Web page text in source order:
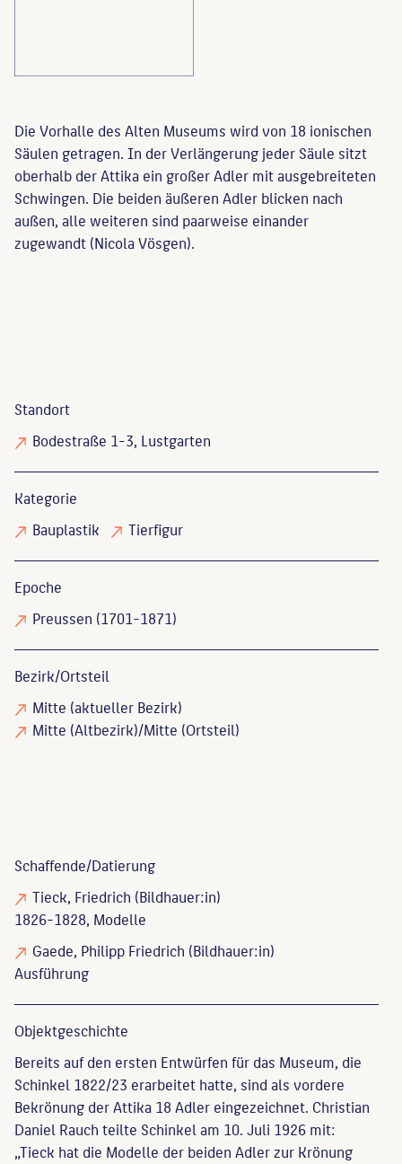
Die Vorhalle des Alten Museums wird von 18 ionischen
Säulen getragen. In der Verlängerung jeder Säule sitzt
oberhalb der Attika ein großer Adler mit ausgebreiteten
Schwingen. Die beiden äußeren Adler blicken nach
außen, alle weiteren sind paarweise einander
zugewandt (Nicola Vösgen).
Standort
Bodestraße 1-3, Lustgarten
Kategorie
Bauplastik
Tierfigur
Epoche
Preussen (1701-1871)
Bezirk/Ortsteil
Mitte (aktueller Bezirk)
Mitte (Altbezirk)/Mitte (Ortsteil)
Schaffende/Datierung
Tieck, Friedrich (Bildhauer:in)
1826-1828, Modelle
Gaede, Philipp Friedrich (Bildhauer:in)
Ausführung
Objekt­geschichte
Bereits auf den ersten Entwürfen für das Museum, die
Schinkel 1822/23 erarbeitet hatte, sind als vordere
Bekrönung der Attika 18 Adler eingezeichnet. Christian
Daniel Rauch teilte Schinkel am 10. Juli 1926 mit:
„Tieck hat die Modelle der beiden Adler zur Krönung